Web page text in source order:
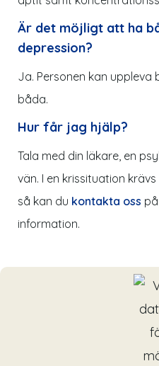
Är det möjligt att ha
depression?
Ja. Personen kan
båda.
Hur får jag hjälp?
Tala med din läkare, en
vän. I en krissituation
så kan du kontakta oss
information.